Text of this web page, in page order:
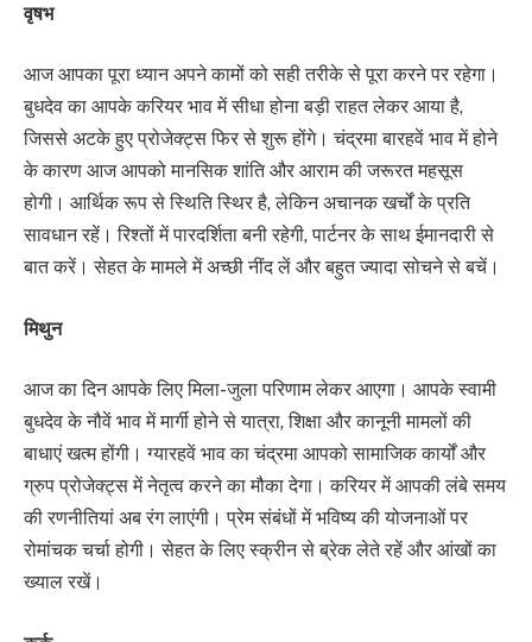
वृषभ
आज आपका पूरा ध्यान अपने कामों को सही तरीके से पूरा करने पर रहेगा।
बुधदेव का आपके करियर भाव में सीधा होना बड़ी राहत लेकर आया है,
जिससे अटके हुए प्रोजेक्ट्स फिर से शुरू होंगे। चंद्रमा बारहवें भाव में होने
के कारण आज आपको मानसिक शांति और आराम की जरूरत महसूस
होगी। आर्थिक रूप से स्थिति स्थिर है, लेकिन अचानक खर्चों के प्रति
सावधान रहें। रिश्तों में पारदर्शिता बनी रहेगी, पार्टनर के साथ ईमानदारी से
बात करें। सेहत के मामले में अच्छी नींद लें और बहुत ज्यादा सोचने से बचें।
मिथुन
आज का दिन आपके लिए मिला-जुला परिणाम लेकर आएगा। आपके स्वामी
बुधदेव के नौवें भाव में मार्गी होने से यात्रा, शिक्षा और कानूनी मामलों की
बाधाएं खत्म होंगी। ग्यारहवें भाव का चंद्रमा आपको सामाजिक कार्यों और
ग्रुप प्रोजेक्ट्स में नेतृत्व करने का मौका देगा। करियर में आपकी लंबे समय
की रणनीतियां अब रंग लाएंगी। प्रेम संबंधों में भविष्य की योजनाओं पर
रोमांचक चर्चा होगी। सेहत के लिए स्क्रीन से ब्रेक लेते रहें और आंखों का
ख्याल रखें।